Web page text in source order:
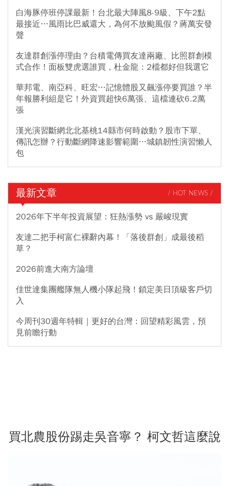
白海豚停班停課最新！台北最大陣風8-9級、下午2點
最接近…風雨比巴威還大，為何不放颱風假？蔣萬安發
聲
友達群創漲停理由？台積電傳買友達兩廠、比照群創模
式合作！面板雙虎選誰買，杜金龍：2檔都好但我選它
華邦電、南亞科、旺宏…記憶體股又飆漲停要買誰？半
年報勝利組是它！外資買超快6萬張、這檔連砍6.2萬
張
漢光演習斷網北北基桃14縣市何時啟動？股市下單、
傳訊怎辦？行動斷網降速影響範圍…城鎮韌性演習懶人
包
最新文章 / HOT NEWS /
2026年下半年投資展望：狂熱漲勢 vs 嚴峻現實
友達二把手柯富仁裸辭內幕！「落後群創」成最後稻
草？
2026前進大南方論壇
佳世達集團艦隊無人機小隊起飛！鎖定美日頂級客戶切
入
今周刊30週年特輯｜更好的台灣：回望精彩風雲，預
見前瞻行動
買北農股份踢走吳音寧？ 柯文哲這麼說